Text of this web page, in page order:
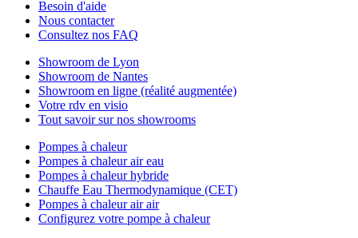
Besoin d'aide
Nous contacter
Consultez nos FAQ
Showroom de Lyon
Showroom de Nantes
Showroom en ligne (réalité augmentée)
Votre rdv en visio
Tout savoir sur nos showrooms
Pompes à chaleur
Pompes à chaleur air eau
Pompes à chaleur hybride
Chauffe Eau Thermodynamique (CET)
Pompes à chaleur air air
Configurez votre pompe à chaleur